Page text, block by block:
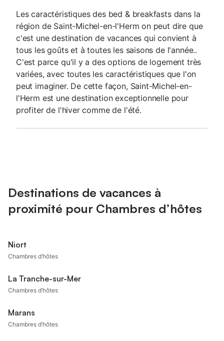
Les caractéristiques des bed & breakfasts dans la
région de Saint-Michel-en-l'Herm on peut dire que
c'est une destination de vacances qui convient à
tous les goûts et à toutes les saisons de l'année..
C'est parce qu'il y a des options de logement très
variées, avec toutes les caractéristiques que l'on
peut imaginer. De cette façon, Saint-Michel-en-
l'Herm est une destination exceptionnelle pour
profiter de l'hiver comme de l'été.
Destinations de vacances à
proximité pour Chambres d’hôtes
Niort
Chambres d’hôtes
La Tranche-sur-Mer
Chambres d’hôtes
Marans
Chambres d’hôtes